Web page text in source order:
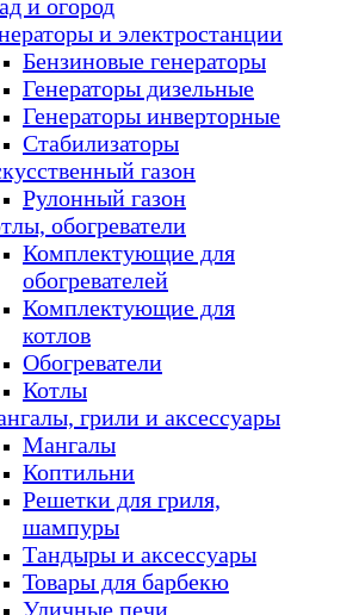
и огород
и электростанции
Бензиновые генераторы
Генераторы дизельные
Генераторы инверторные
Стабилизаторы
газон
Рулонный газон
обогреватели
Комплектующие для
обогревателей
Комплектующие для
котлов
Обогреватели
Котлы
грили и аксессуары
Мангалы
Коптильни
Решетки для гриля,
шампуры
Тандыры и аксессуары
Товары для барбекю
Уличные печи